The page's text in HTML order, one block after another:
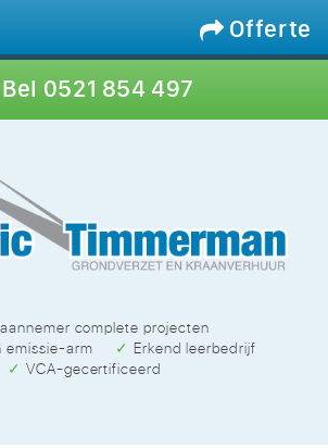
Bel 0521 854 497
Offerte
complete projecten
emissie-arm
✓ Erkend leerbedrijf
✓ VCA-gecertificeerd